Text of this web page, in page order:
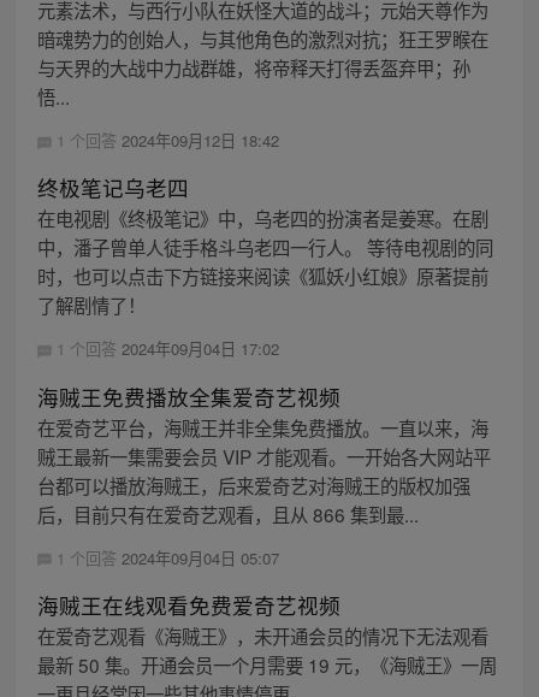
元素法术，与西行小队在妖怪大道的战斗；元始天尊作为
暗魂势力的创始人，与其他角色的激烈对抗；狂王罗睺在
与天界的大战中力战群雄，将帝释天打得丢盔弃甲；孙
悟...
1 个回答 2024年09月12日 18:42
终极笔记乌老四
在电视剧《终极笔记》中，乌老四的扮演者是姜寒。在剧
中，潘子曾单人徒手格斗乌老四一行人。 等待电视剧的同
时，也可以点击下方链接来阅读《狐妖小红娘》原著提前
了解剧情了！
1 个回答 2024年09月04日 17:02
海贼王免费播放全集爱奇艺视频
在爱奇艺平台，海贼王并非全集免费播放。一直以来，海
贼王最新一集需要会员 VIP 才能观看。一开始各大网站平
台都可以播放海贼王，后来爱奇艺对海贼王的版权加强
后，目前只有在爱奇艺观看，且从 866 集到最...
1 个回答 2024年09月04日 05:07
海贼王在线观看免费爱奇艺视频
在爱奇艺观看《海贼王》，未开通会员的情况下无法观看
最新 50 集。开通会员一个月需要 19 元，《海贼王》一周